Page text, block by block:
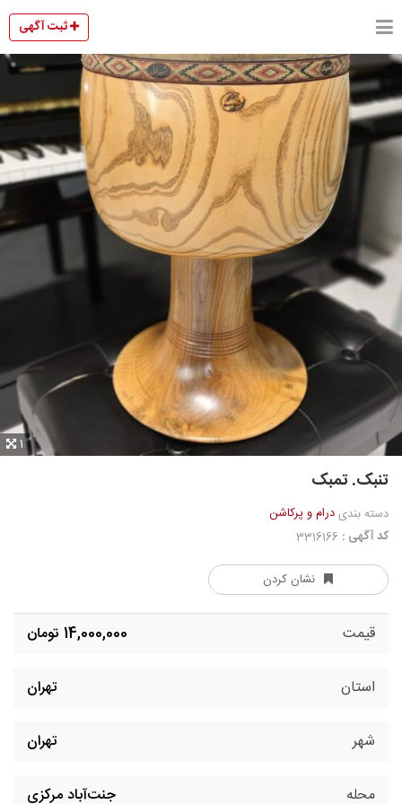
ثبت آگهی
1
تنبک. تمبک
دسته بندیدرام و پرکاشن
کد آگهی :
نشان کردن
قیمت 14,000,000 تومان
استان تهران
شهر تهران
محله جنت‌آباد مرکزی